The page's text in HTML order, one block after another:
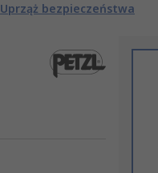
Uprząż bezpieczeństwa